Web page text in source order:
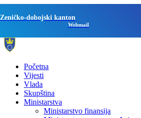
Zeničko-dobojski kanton
Webmail
Početna
Vijesti
Vlada
Skupština
Ministarstva
Ministarstvo finansija